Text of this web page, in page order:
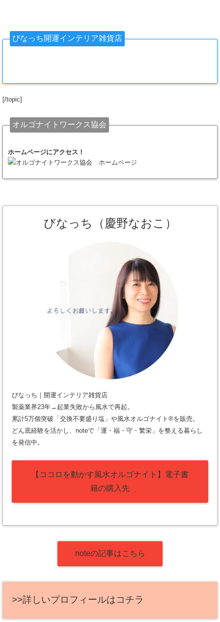
びなっち開運インテリア雑貨店
[/topic]
オルゴナイトワークス協会
ホームページにアクセス！
びなっち（慶野なおこ）
びなっち｜開運インテリア雑貨店
製薬業界23年→起業失敗から風水で再起。
累計5万個突破「交換不要盛り塩」や風水オルゴナイト®を販売。
どん底経験を活かし、noteで「運・福・守・繁栄」を整える暮らし
を発信中。
【ココロを動かす風水オルゴナイト】電子書
籍の購入先
noteの記事はこちら
>>詳しいプロフィールはコチラ